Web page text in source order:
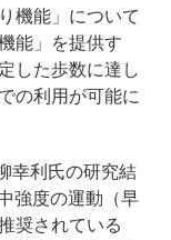
機能」について
能」を提供す
した歩数に達し
の利用が可能に
幸利氏の研究結
強度の運動（早
奨されている